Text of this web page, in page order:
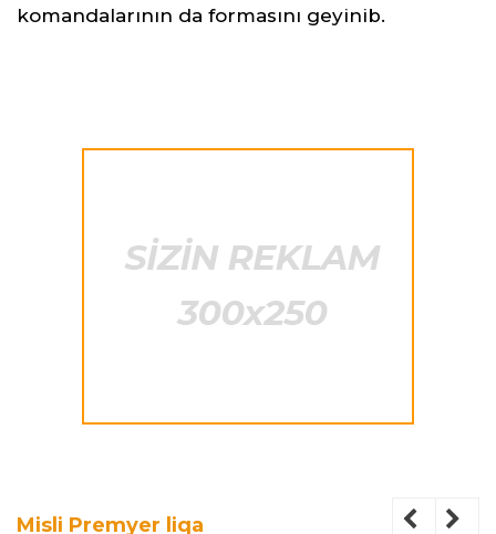
komandalarının da formasını geyinib.
Misli Premyer liqa